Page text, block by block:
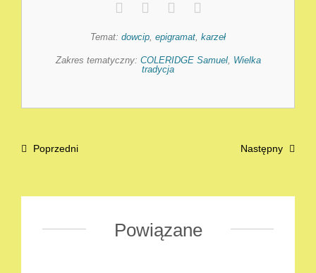
Temat: dowcip, epigramat, karzeł
Zakres tematyczny: COLERIDGE Samuel, Wielka
tradycja
Następny
Poprzedni
Powiązane